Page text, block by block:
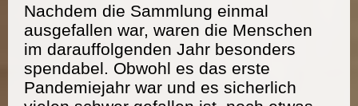
Nachdem die Sammlung einmal
ausgefallen war, waren die Menschen
im darauffolgenden Jahr besonders
spendabel. Obwohl es das erste
Pandemiejahr war und es sicherlich